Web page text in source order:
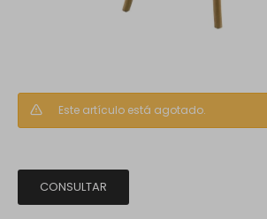
Este artículo está agotado.
CONSULTAR